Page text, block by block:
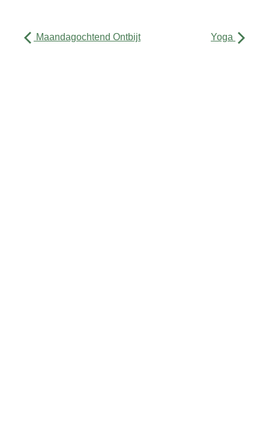
Maandagochtend Ontbijt Yoga